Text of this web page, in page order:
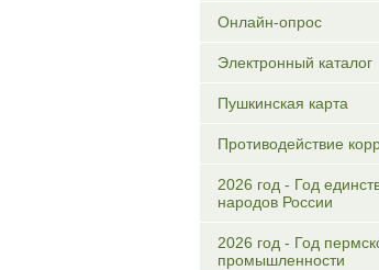
Онлайн-опрос
Электронный каталог
Пушкинская карта
Противодействие
2026 год - Год
народов России
2026 год - Год
промышленности